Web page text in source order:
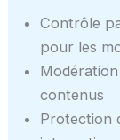
Contrôle
pour les
contenus
Protection